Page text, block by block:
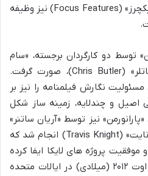
مدرن در هم آمیزد. «فوکوس پیکچرز» (Focus Features) نیز وظیفه
توسط دو کارگردان برجسته، «سام
فل» (Sam Fell) و «کریس باتلر» (Chris Butler)، صورت گرفت.
مسئولیت نگارش فیلمنامه را نیز بر
اصیل و چندلایه، زمینه ساز شکل
نیز توسط «آریان ساتنر»
(Arianne Sutner) و «تراویس نایت» (Travis Knight) انجام شد که
پروژه های لایکا ایفا کرده
اند. این انیمیشن در تاریخ ۱۷ اوت ۲۰۱۲ (میلادی) در ایالات متحده